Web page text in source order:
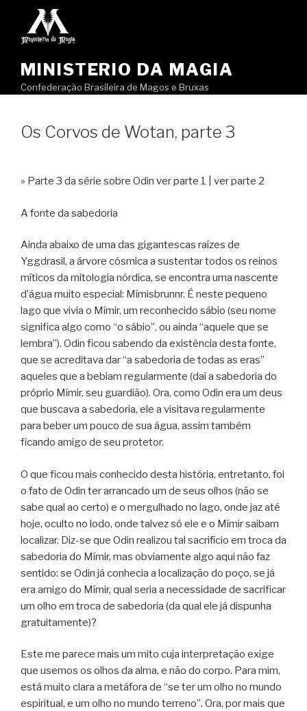
MINISTERIO DA MAGIA
Confederação Brasileira de Magos e Bruxas
Os Corvos de Wotan, parte 3
» Parte 3 da série sobre Odin ver parte 1 | ver parte 2
A fonte da sabedoria
Ainda abaixo de uma das gigantescas raízes de
Yggdrasil, a árvore cósmica a sustentar todos os reinos
míticos da mitologia nórdica, se encontra uma nascente
d’água muito especial: Mímisbrunnr. É neste pequeno
lago que vivia o Mímir, um reconhecido sábio (seu nome
significa algo como “o sábio”, ou ainda “aquele que se
lembra”). Odin ficou sabendo da existência desta fonte,
que se acreditava dar “a sabedoria de todas as eras”
aqueles que a bebiam regularmente (daí a sabedoria do
próprio Mímir, seu guardião). Ora, como Odin era um deus
que buscava a sabedoria, ele a visitava regularmente
para beber um pouco de sua água, assim também
ficando amigo de seu protetor.
O que ficou mais conhecido desta história, entretanto, foi
o fato de Odin ter arrancado um de seus olhos (não se
sabe qual ao certo) e o mergulhado no lago, onde jaz até
hoje, oculto no lodo, onde talvez só ele e o Mímir saibam
localizar. Diz-se que Odin realizou tal sacrifício em troca da
sabedoria do Mímir, mas obviamente algo aqui não faz
sentido: se Odin já conhecia a localização do poço, se já
era amigo do Mímir, qual seria a necessidade de sacrificar
um olho em troca de sabedoria (da qual ele já dispunha
gratuitamente)?
Este me parece mais um mito cuja interpretação exige
que usemos os olhos da alma, e não do corpo. Para mim,
está muito clara a metáfora de “se ter um olho no mundo
espiritual, e um olho no mundo terreno”. Ora, por mais que